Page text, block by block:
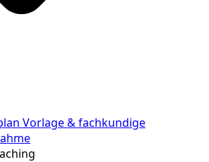
Vorlage & fachkundige